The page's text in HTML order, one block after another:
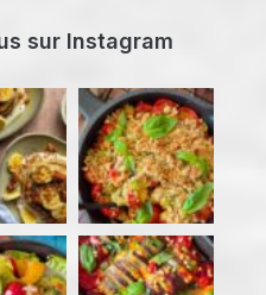
sur Instagram